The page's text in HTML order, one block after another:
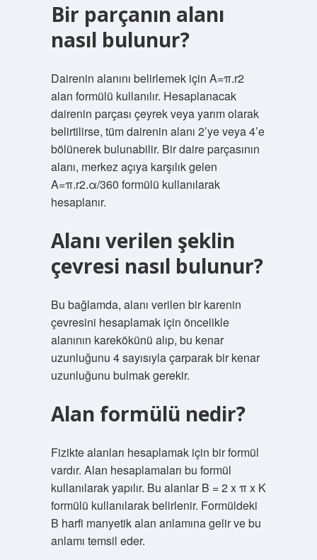
Bir parçanın alanı
nasıl bulunur?
Dairenin alanını belirlemek için A=π.r2
alan formülü kullanılır. Hesaplanacak
dairenin parçası çeyrek veya yarım olarak
belirtilirse, tüm dairenin alanı 2’ye veya 4’e
bölünerek bulunabilir. Bir daire parçasının
alanı, merkez açıya karşılık gelen
A=π.r2.α/360 formülü kullanılarak
hesaplanır.
Alanı verilen şeklin
çevresi nasıl bulunur?
Bu bağlamda, alanı verilen bir karenin
çevresini hesaplamak için öncelikle
alanının karekökünü alıp, bu kenar
uzunluğunu 4 sayısıyla çarparak bir kenar
uzunluğunu bulmak gerekir.
Alan formülü nedir?
Fizikte alanları hesaplamak için bir formül
vardır. Alan hesaplamaları bu formül
kullanılarak yapılır. Bu alanlar B = 2 x π x K
formülü kullanılarak belirlenir. Formüldeki
B harfi manyetik alan anlamına gelir ve bu
anlamı temsil eder.